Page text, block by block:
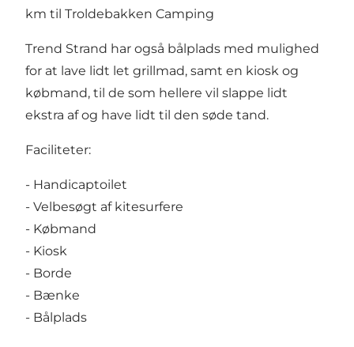
km til Troldebakken Camping
Trend Strand har også bålplads med mulighed
for at lave lidt let grillmad, samt en kiosk og
købmand, til de som hellere vil slappe lidt
ekstra af og have lidt til den søde tand.
Faciliteter:
- Handicaptoilet
- Velbesøgt af kitesurfere
- Købmand
- Kiosk
- Borde
- Bænke
- Bålplads